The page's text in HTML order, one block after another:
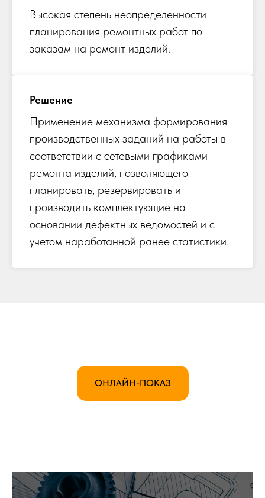
Высокая степень неопределенности
планирования ремонтных работ по
заказам на ремонт изделий.
Решение
Применение механизма формирования
производственных заданий на работы в
соответствии с сетевыми графиками
ремонта изделий, позволяющего
планировать, резервировать и
производить комплектующие на
основании дефектных ведомостей и с
учетом наработанной ранее статистики.
ОНЛАЙН-ПОКАЗ